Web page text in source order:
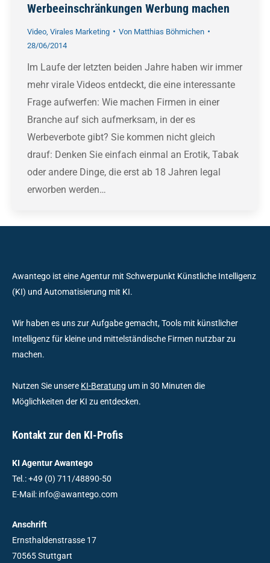
Werbeeinschränkungen Werbung machen
Video Virales Marketing Von Matthias Böhmichen
28/06/2014
Im Laufe der letzten beiden Jahre haben wir immer
mehr virale Videos entdeckt, die eine interessante
Frage aufwerfen: Wie machen Firmen in einer
Branche auf sich aufmerksam, in der es
Werbeverbote gibt? Sie kommen nicht gleich
drauf: Denken Sie einfach einmal an Erotik, Tabak
oder andere Dinge, die erst ab 18 Jahren legal
erworben werden…
Awantego ist eine Agentur mit Schwerpunkt Künstliche Intelligenz
(KI) und Automatisierung mit KI.
Wir haben es uns zur Aufgabe gemacht, Tools mit künstlicher
Intelligenz für kleine und mittelständische Firmen nutzbar zu
machen.
Nutzen Sie unsere KI-Beratung um in 30 Minuten die
Möglichkeiten der KI zu entdecken.
Kontakt zur den KI-Profis
KI Agentur Awantego
Tel.: +49 (0) 711/48890-50
E-Mail: info@awantego.com
Anschrift
Ernsthaldenstrasse 17
70565 Stuttgart